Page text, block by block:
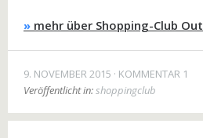
» mehr über Shopping-Club
9. NOVEMBER 2015
KOMMENTAR 1
Veröffentlicht in:shoppingclub